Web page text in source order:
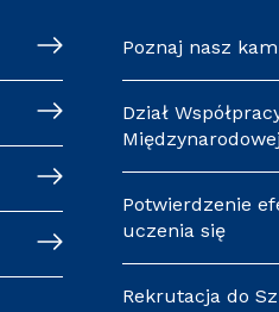
Poznaj nasz
Dział
Międzynarodowej
Potwierdzenie
uczenia się
Rekrutacja do